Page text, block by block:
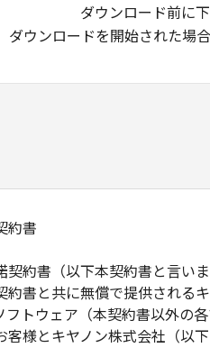
ダウンロード前に
ダウンロードを開始された場
約書
約書（以下本契約書と言い
約書と共に無償で提供される
フトウェア（本契約書以外の
様とキヤノン株式会社（以